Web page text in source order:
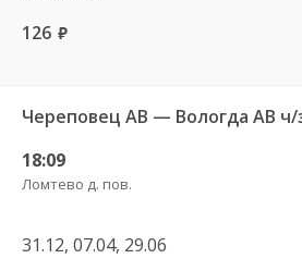
126 руб.
Череповец АВ — Вологда АВ ч/
18:09
Ломтево д. пов.
31.12, 07.04, 29.06